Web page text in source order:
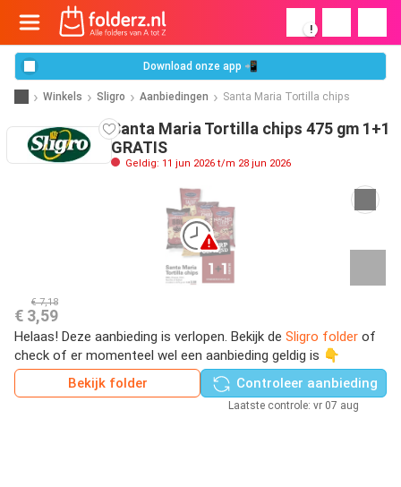
!
Download onze app 📲
Winkels Sligro Aanbiedingen Santa Maria Tortilla chips
Santa Maria Tortilla chips 475 gm 1+1
GRATIS
Geldig: 11 jun 2026 t/m 28 jun 2026
€ 7,18
€ 3,59
Helaas! Deze aanbieding is verlopen. Bekijk de Sligro folder of
check of er momenteel wel een aanbieding geldig is 👇
Bekijk folder
Controleer aanbieding
Laatste controle: vr 07 aug